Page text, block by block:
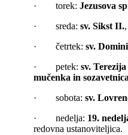
· torek: Jezusova
· sreda: sv. Sikst II.
· četrtek: sv.
· petek: sv.
mučenka in
· sobota: sv.
· nedelja: 19.
redovna ustanoviteljica.